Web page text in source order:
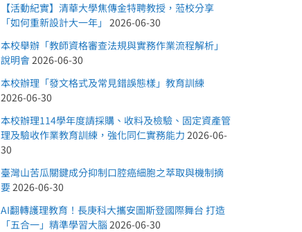
【活動紀實】清華大學焦傳金特聘教授，蒞校分享
「如何重新設計大一年」 2026-06-30
本校舉辦「教師資格審查法規與實務作業流程解析」
說明會2026-06-30
本校辦理「發文格式及常見錯誤態樣」教育訓練
2026-06-30
本校辦理114學年度請採購、收料及檢驗、固定資產管
理及驗收作業教育訓練，強化同仁實務能力 2026-06-
30
臺灣山苦瓜關鍵成分抑制口腔癌細胞之萃取與機制摘
要2026-06-30
AI翻轉護理教育！長庚科大攜安圖斯登國際舞台 打造
「五合一」精準學習大腦 2026-06-30